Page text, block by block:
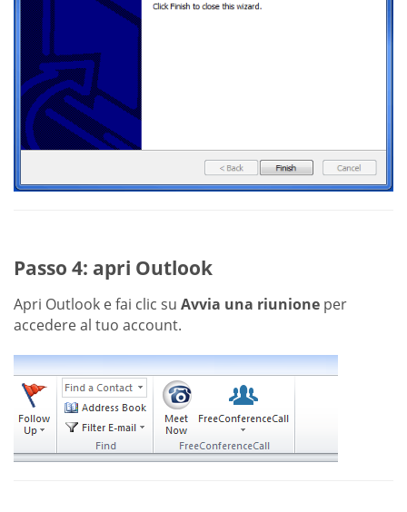
Passo 4: apri Outlook
Apri Outlook e fai clic su Avvia una riunione per
accedere al tuo account.